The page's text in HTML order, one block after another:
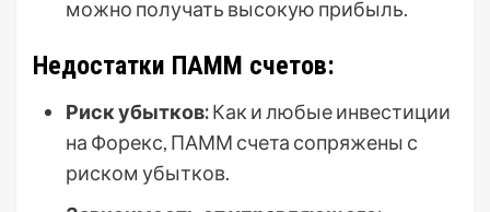
можно получать высокую прибыль.
Недостатки ПАММ счетов:
Риск убытков:Как и любые инвестиции
на Форекс, ПАММ счета сопряжены с
риском убытков.